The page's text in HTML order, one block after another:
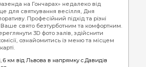
на Гончарах» недалеко від
для святкування весілля, Дня
Професійний підхід та різні
Ваше свято безтурботним та комфортним.
3D фото залів, здійснити
ознайомитись із меню та місцем
6 км від Львова в напрямку с.Давидів